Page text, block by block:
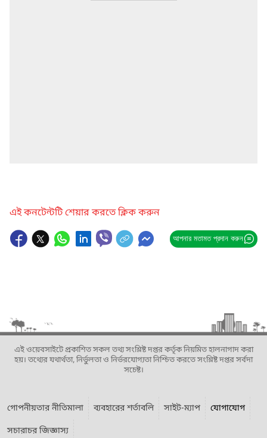
এই কনটেন্টটি শেয়ার করতে ক্লিক করুন
আপনার মতামত প্রদান করুন
এই ওয়েবসাইটে প্রকাশিত সকল তথ্য সংশ্লিষ্ট দপ্তর কর্তৃক নিয়মিত হালনাগাদ করা
হয়। তথ্যের যথার্থতা, নির্ভুলতা ও নির্ভরযোগ্যতা নিশ্চিত করতে সংশ্লিষ্ট দপ্তর সর্বদা
সচেষ্ট।
গোপনীয়তার নীতিমালা ব্যবহারের শর্তাবলি সাইট-ম্যাপ
যোগাযোগ
সচারাচর জিজ্ঞাস্য